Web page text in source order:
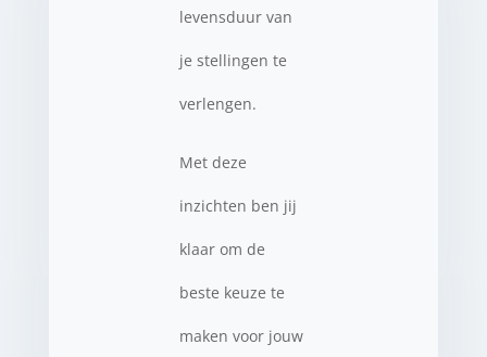
levensduur van
je stellingen te
verlengen.
Met deze
inzichten ben jij
klaar om de
beste keuze te
maken voor jouw